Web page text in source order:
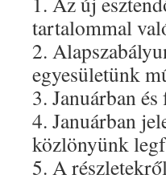
tartalommal
2.
egyesületünk
3. Januárban
4. Januárban
közlönyünk
5. A